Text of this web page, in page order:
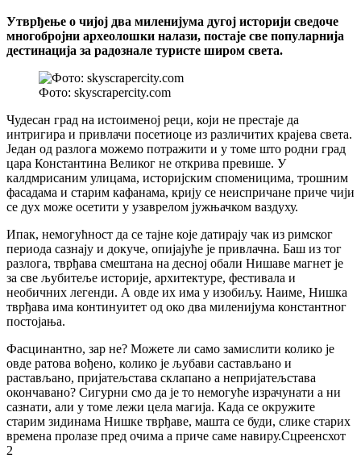
Утврђење о чијој два миленијума дугој историји сведоче
многобројни археолошки налази, постаје све популарнија
дестинација за радознале туристе широм света.
Фото: skyscrapercity.com
Чудесан град на истоименој реци, који не престаје да
интригира и привлачи посетиоце из различитих крајева света.
Један од разлога можемо потражити и у томе што родни град
цара Константина Великог не открива превише. У
калдмрисаним улицама, историјским споменицима, трошним
фасадама и старим кафанама, крију се неиспричане приче чији
се дух може осетити у узаврелом јужњачком ваздуху.
Ипак, немогућност да се тајне које датирају чак из римског
периода сазнају и докуче, опијајуће је привлачна. Баш из тог
разлога, тврђава смештана на десној обали Нишаве магнет је
за све љубитеље историје, архитектуре, фестивала и
необичних легенди. А овде их има у изобиљу. Наиме, Нишка
тврђава има континуитет од око два миленијума константног
постојања.
Фасцинантно, зар не? Можете ли само замислити колико је
овде ратова вођено, колико је љубави састављано и
растављано, пријатељстава склапано а непријатељстава
окончавано? Сигурни смо да је то немогуће израчунати а ни
сазнати, али у томе лежи цела магија. Када се окружите
старим зидинама Нишке тврђаве, машта се буди, слике старих
времена пролазе пред очима а приче саме навиру.Сцреенсхот
2